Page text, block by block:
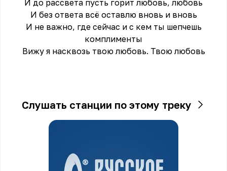
И до рассвета пусть горит любовь, любовь
И без ответа всё оставлю вновь и вновь
И не важно, где сейчас и с кем ты шепчешь
комплименты
Вижу я насквозь твою любовь. Твою любовь
Слушать станции по этому треку